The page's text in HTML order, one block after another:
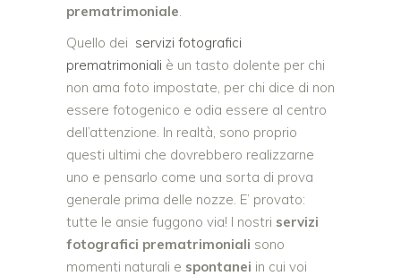
prematrimoniale.
Quello dei servizi fotografici
prematrimoniali è un tasto dolente per chi
non ama foto impostate, per chi dice di non
essere fotogenico e odia essere al centro
dell’attenzione. In realtà, sono proprio
questi ultimi che dovrebbero realizzarne
uno e pensarlo come una sorta di prova
generale prima delle nozze. E’ provato:
tutte le ansie fuggono via! I nostri servizi
fotografici prematrimoniali sono
momenti naturali e spontanei in cui voi